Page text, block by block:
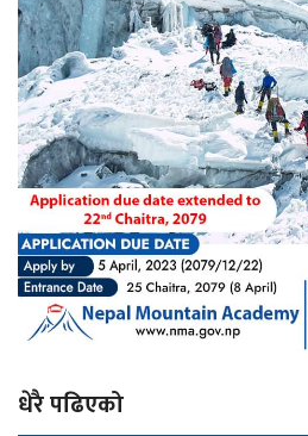
धेरै पढिएको